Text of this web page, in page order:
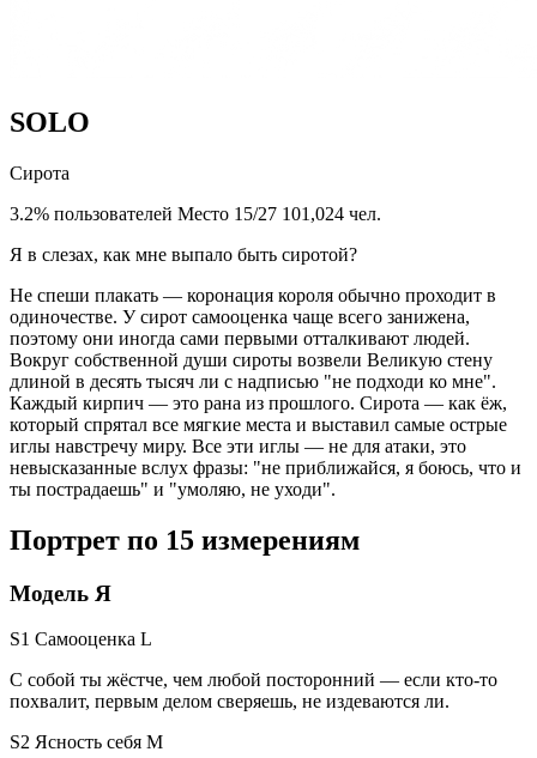
SOLO
Сирота
3.2% пользователей Место 15/27 101,024 чел.
Я в слезах, как мне выпало быть сиротой?
Не спеши плакать — коронация короля обычно проходит в
одиночестве. У сирот самооценка чаще всего занижена,
поэтому они иногда сами первыми отталкивают людей.
Вокруг собственной души сироты возвели Великую стену
длиной в десять тысяч ли с надписью "не подходи ко мне".
Каждый кирпич — это рана из прошлого. Сирота — как ёж,
который спрятал все мягкие места и выставил самые острые
иглы навстречу миру. Все эти иглы — не для атаки, это
невысказанные вслух фразы: "не приближайся, я боюсь, что и
ты пострадаешь" и "умоляю, не уходи".
Портрет по 15 измерениям
Модель Я
S1 Самооценка L
С собой ты жёстче, чем любой посторонний — если кто-то
похвалит, первым делом сверяешь, не издеваются ли.
S2 Ясность себя M